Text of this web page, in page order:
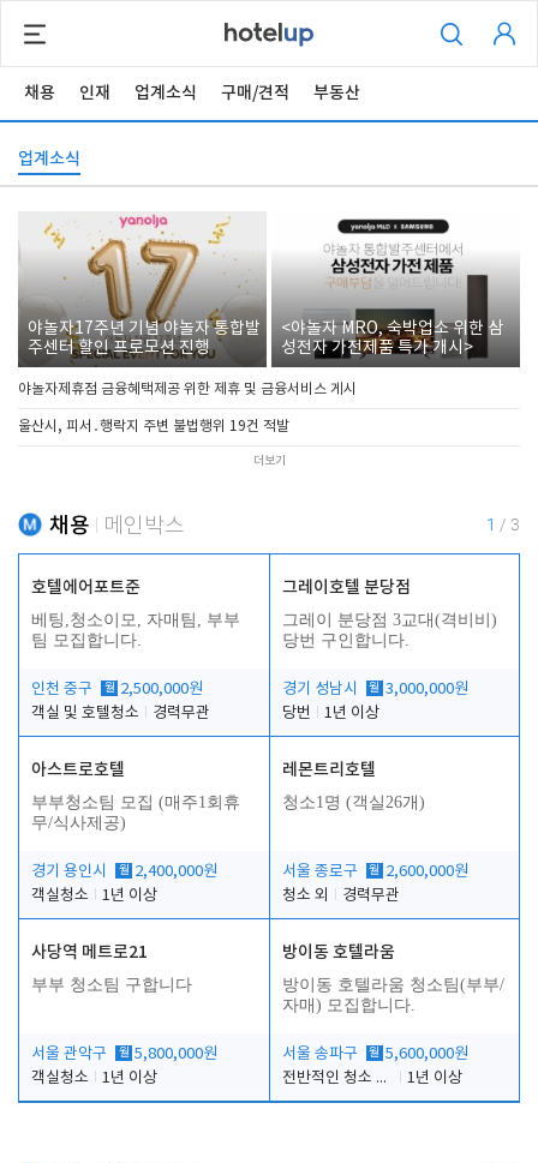
채용 인재 업계소식 구매/견적 부동산
업계소식
야놀자17주년 기념 야놀자 통합발
주센터 할인 프로모션 진행
<야놀자 MRO, 숙박업소 위한 삼
성전자 가전제품 특가 개시>
야놀자제휴점 금융혜택제공 위한 제휴 및 금융서비스 게시
울산시, 피서․행락지 주변 불법행위 19건 적발
더보기
채용 메인박스 1 / 3
호텔에어포트준
베팅,청소이모, 자매팀, 부부
팀 모집합니다.
인천 중구 월 2,500,000원
객실 및 호텔청소
경력무관
그레이호텔 분당점
그레이 분당점 3교대(격비비)
당번 구인합니다.
경기 성남시 월 3,000,000원
당번
1년 이상
아스트로호텔
부부청소팀 모집 (매주1회휴
무/식사제공)
경기 용인시 월 2,400,000원
객실청소
1년 이상
레몬트리호텔
청소1명 (객실26개)
서울 종로구 월 2,600,000원
청소 외
경력무관
사당역 메트로21
부부 청소팀 구합니다
서울 관악구 월 5,800,000원
객실청소
1년 이상
방이동 호텔라움
방이동 호텔라움 청소팀(부부/
자매) 모집합니다.
서울 송파구 월 5,600,000원
전반적인 청소 업무(객실청소.객실정리)
1년 이상